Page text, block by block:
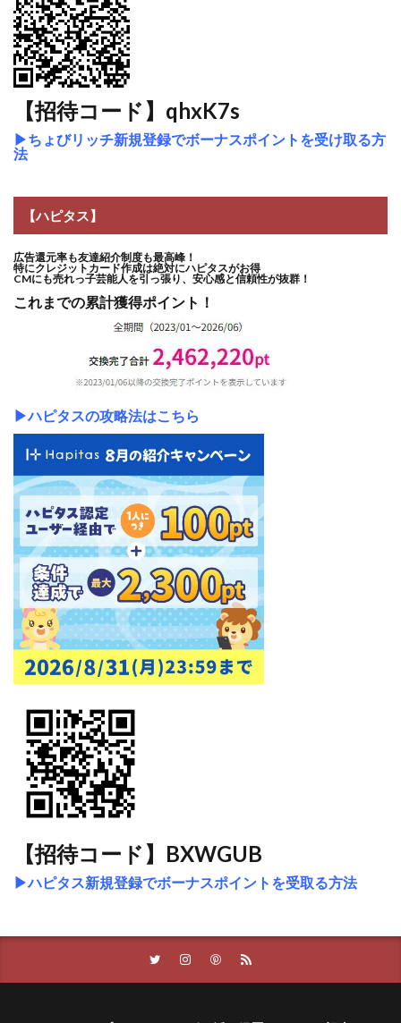
【招待コード】qhxK7s
▶ちょびリッチ新規登録でボーナスポイントを受け取る方
法
【ハピタス】
広告還元率も友達紹介制度も最高峰！
特にクレジットカード作成は絶対にハピタスがお得
CMにも売れっ子芸能人を引っ張り、安心感と信頼性が抜群！
これまでの累計獲得ポイント！
▶ハピタスの攻略法はこちら
【招待コード】BXWGUB
▶ハピタス新規登録でボーナスポイントを受取る方法